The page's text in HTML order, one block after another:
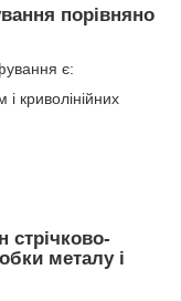
порівняно
є:
криволінійних
стрічково-
металу і